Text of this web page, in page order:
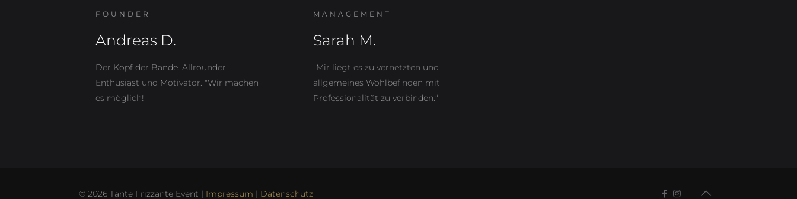
FOUNDER
Andreas D.
Der Kopf der Bande. Allrounder,
Enthusiast und Motivator. "Wir machen
es möglich!"
MANAGEMENT
Sarah M.
„Mir liegt es zu vernetzten und
allgemeines Wohlbefinden mit
Professionalität zu verbinden.“
© 2026 Tante Frizzante Event | Impressum | Datenschutz